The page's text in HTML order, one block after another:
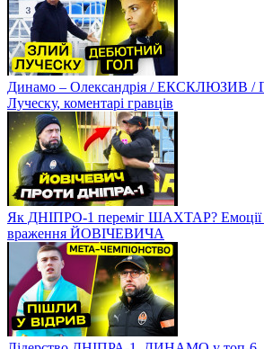
Динамо – Олександрія / ЕКСКЛЮЗИВ /
Луческу, коментарі гравців
Як ДНІПРО-1 переміг ШАХТАР?
враження ЙОВІЧЕВИЧА